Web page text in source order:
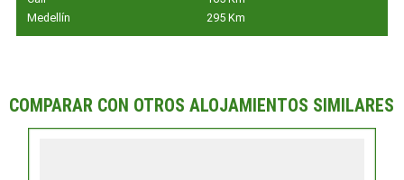
Medellín
295 Km
COMPARAR CON OTROS ALOJAMIENTOS SIMILARES